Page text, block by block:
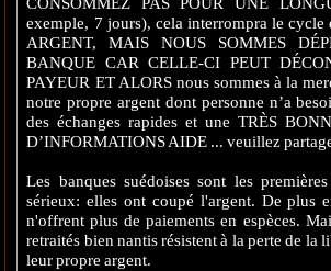
CONSOMMEZ PAS POUR UNE
exemple, 7 jours), cela interrompra le cycle
ARGENT, MAIS NOUS SOMMES
BANQUE CAR CELLE-CI PEUT
PAYEUR ET ALORS nous sommes à la
notre propre argent dont personne n’a
des échanges rapides et une TRÈS
D’INFORMATIONS AIDE ... veuillez
Les banques suédoises sont les
sérieux: elles ont coupé l'argent. De plus
n'offrent plus de paiements en espèces.
retraités bien nantis résistent à la perte de la
leur propre argent.